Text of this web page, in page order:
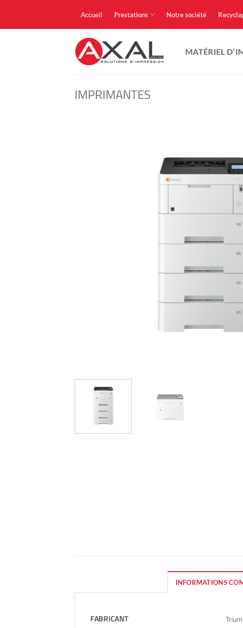
contenu
Accueil Prestations Notre société
MATÉRIEL
IMPRIMANTES
INFORMATIONS
FABRICANT